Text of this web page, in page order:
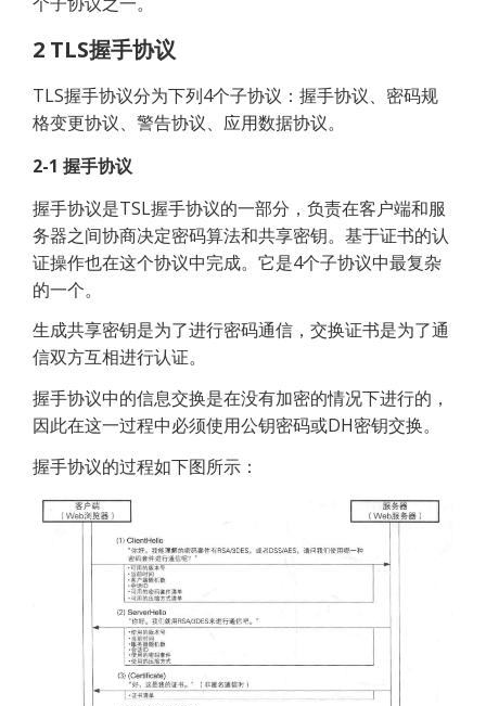
2 TLS握手协议
TLS握手协议分为下列4个子协议：握手协议、密码规
格变更协议、警告协议、应用数据协议。
2-1 握手协议
握手协议是TSL握手协议的一部分，负责在客户端和服
务器之间协商决定密码算法和共享密钥。基于证书的认
证操作也在这个协议中完成。它是4个子协议中最复杂
的一个。
生成共享密钥是为了进行密码通信，交换证书是为了通
信双方互相进行认证。
握手协议中的信息交换是在没有加密的情况下进行的，
因此在这一过程中必须使用公钥密码或DH密钥交换。
握手协议的过程如下图所示：